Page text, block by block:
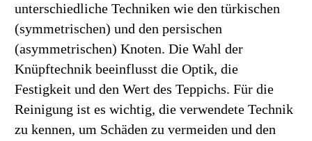
unterschiedliche Techniken wie den türkischen
(symmetrischen) und den persischen
(asymmetrischen) Knoten. Die Wahl der
Knüpftechnik beeinflusst die Optik, die
Festigkeit und den Wert des Teppichs. Für die
Reinigung ist es wichtig, die verwendete Technik
zu kennen, um Schäden zu vermeiden und den